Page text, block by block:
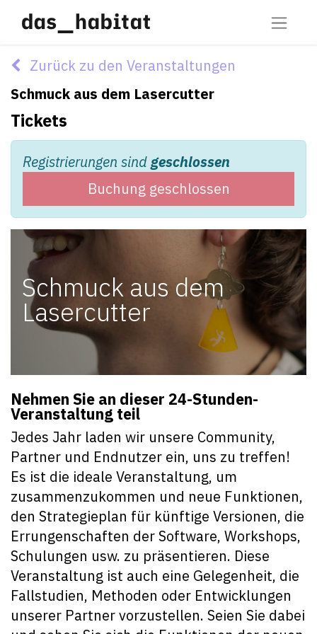
Zurück zu den Veranstaltungen
Schmuck aus dem Lasercutter
Tickets
Registrierungen sindgeschlossen
Buchung geschlossen
Schmuck aus dem
Lasercutter
Nehmen Sie an dieser 24-Stunden-
Veranstaltung teil
Jedes Jahr laden wir unsere Community,
Partner und Endnutzer ein, uns zu treffen!
Es ist die ideale Veranstaltung, um
zusammenzukommen und neue Funktionen,
den Strategieplan für künftige Versionen, die
Errungenschaften der Software, Workshops,
Schulungen usw. zu präsentieren. Diese
Veranstaltung ist auch eine Gelegenheit, die
Fallstudien, Methoden oder Entwicklungen
unserer Partner vorzustellen. Seien Sie dabei